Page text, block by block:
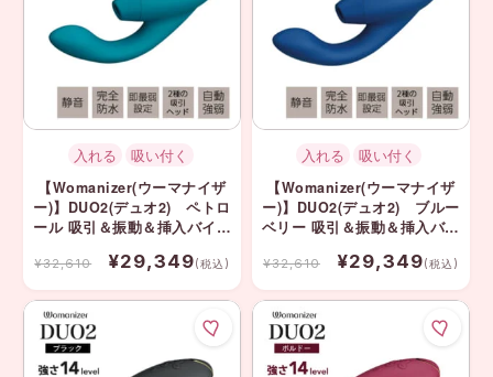
入れる 吸い付く
【Womanizer(ウーマナイザ
ー)】DUO2(デュオ2) ペトロ
ール 吸引＆振動＆挿入バイブ
¥32,610 ¥29,349(税込)
入れる 吸い付く
【Womanizer(ウーマナイザ
ー)】DUO2(デュオ2) ブルー
ベリー 吸引＆振動＆挿入バイ
¥32,610 ¥29,349(税込)